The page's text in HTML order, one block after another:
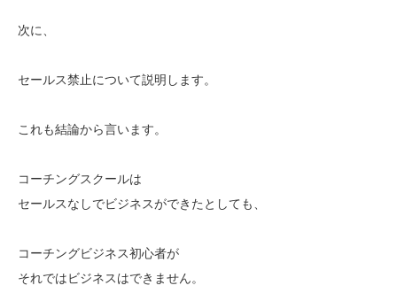
次に、
セールス禁止について説明します。
これも結論から言います。
コーチングスクールは
セールスなしでビジネスができたとしても、
コーチングビジネス初心者が
それではビジネスはできません。